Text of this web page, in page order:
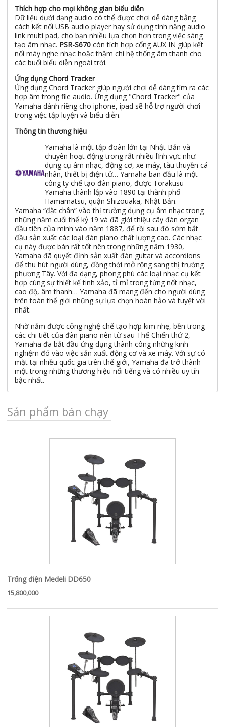
Thích hợp cho mọi không gian biểu diễn
Dữ liệu dưới dạng audio có thể được chơi dễ dàng bằng
cách kết nối USB audio player hay sử dụng tính năng audio
link multi pad, cho bạn nhiều lựa chọn hơn trong việc sáng
tạo âm nhạc. PSR-S670 còn tích hợp cổng AUX IN giúp kết
nối máy nghe nhạc hoặc thậm chí hệ thống âm thanh cho
các buổi biểu diễn ngoài trời.
Ứng dụng Chord Tracker
Ứng dụng Chord Tracker giúp người chơi dễ dàng tìm ra các
hợp âm trong file audio. Ứng dụng "Chord Tracker" của
Yamaha dành riêng cho iphone, ipad sẽ hỗ trợ người chơi
trong việc tập luyện và biểu diễn.
Thông tin thương hiệu
Yamaha là một tập đoàn lớn tại Nhật Bản và
chuyên hoạt động trong rất nhiều lĩnh vực như:
dụng cụ âm nhạc, động cơ, xe máy, tàu thuyền cá
nhân, thiết bị điện tử… Yamaha ban đầu là một
công ty chế tạo đàn piano, được Torakusu
Yamaha thành lập vào 1890 tại thành phố
Hamamatsu, quận Shizouaka, Nhật Bản.
Yamaha “đặt chân” vào thị trường dụng cụ âm nhạc trong
những năm cuối thế kỷ 19 và đã giới thiệu cây đàn organ
đầu tiên của mình vào năm 1887, để rồi sau đó sớm bắt
đầu sản xuất các loại đàn piano chất lượng cao. Các nhạc
cụ này được bán rất tốt nên trong những năm 1930,
Yamaha đã quyết định sản xuất đàn guitar và accordions
để thu hút người dùng, đồng thời mở rộng sang thị trường
phương Tây. Với đa dạng, phong phú các loại nhạc cụ kết
hợp cùng sự thiết kế tinh xảo, tỉ mỉ trong từng nốt nhạc,
cao độ, âm thanh… Yamaha đã mang đến cho người dùng
trên toàn thế giới những sự lựa chọn hoàn hảo và tuyệt vời
nhất.
Nhờ nắm được công nghệ chế tạo hợp kim nhẹ, bền trong
các chi tiết của đàn piano nên từ sau Thế Chiến thứ 2,
Yamaha đã bắt đầu ứng dụng thành công những kinh
nghiệm đó vào việc sản xuất động cơ và xe máy. Với sự có
mặt tại nhiều quốc gia trên thế giới, Yamaha đã trở thành
một trong những thương hiệu nổi tiếng và có nhiều uy tín
bậc nhất.
Sản phẩm bán chạy
Trống điện Medeli DD650
15,800,000